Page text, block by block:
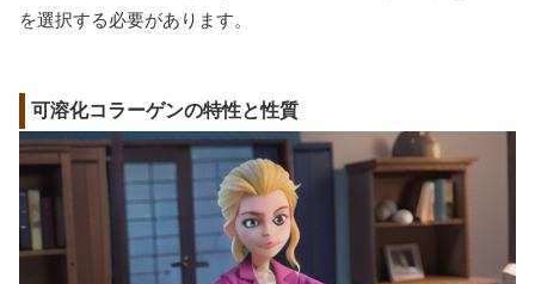
を選択する必要があります。
可溶化コラーゲンの特性と性質